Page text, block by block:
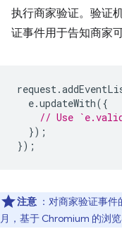
执行商家验证。验证
证事件用于告知商家
request.
e.updateWith({
// Use
});
});
注意 ：对商家验证事
月，基于 Chromium 的浏览